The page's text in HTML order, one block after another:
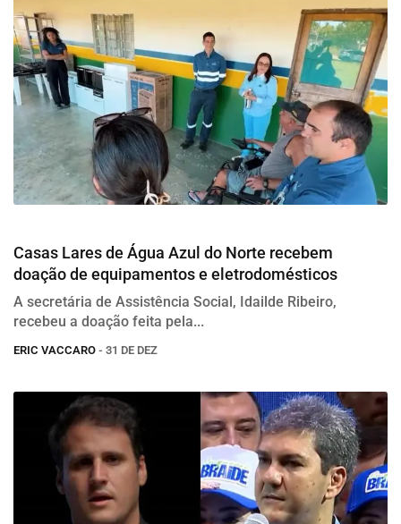
Casas Lares de Água Azul do Norte recebem
doação de equipamentos e eletrodomésticos
A secretária de Assistência Social, Idailde Ribeiro,
recebeu a doação feita pela...
ERIC VACCARO - 31 DE DEZ